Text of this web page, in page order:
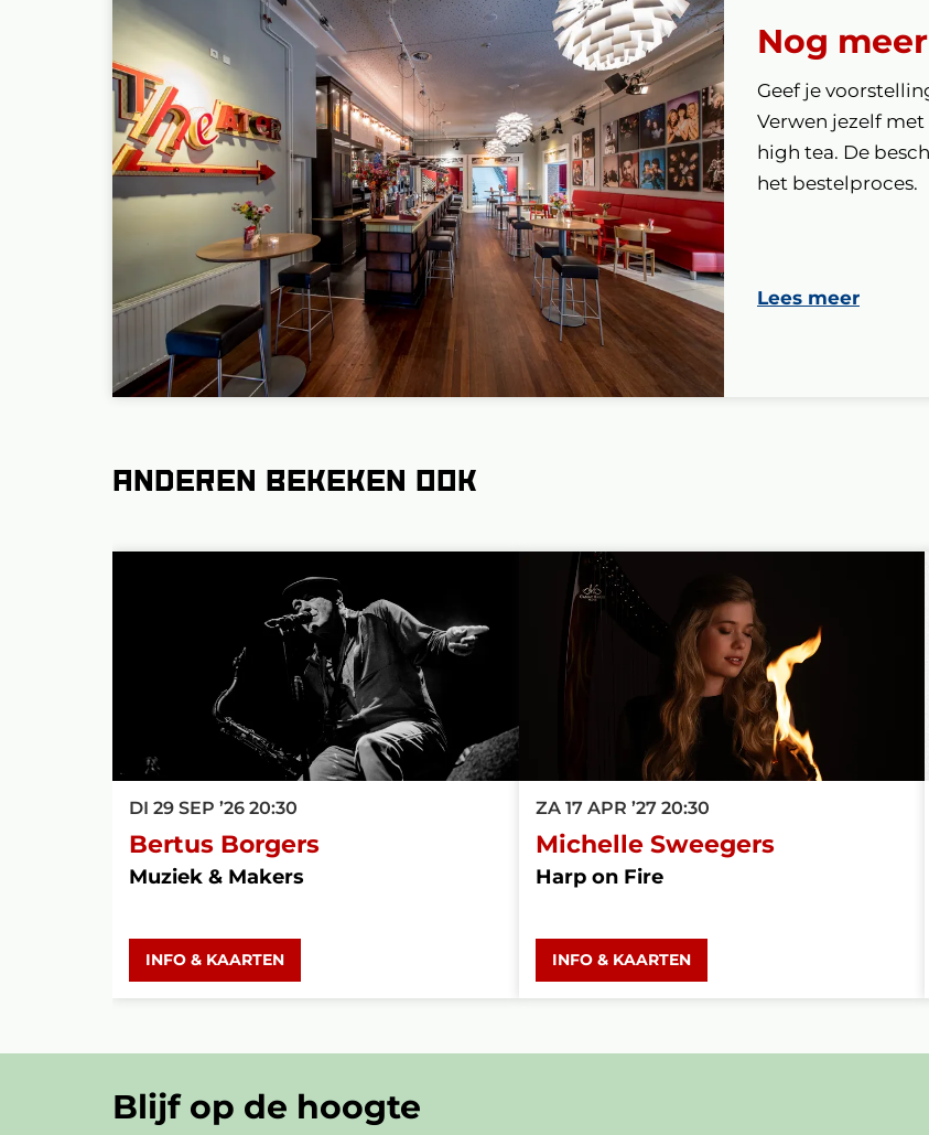
Nog
Geef je
Verwen jezelf
high tea. De
het bestelproces.
Lees meer
Anderen bekeken ook
Bertus Borgers
Muziek & Makers
DI 29 SEP ’26 20:30
INFO & KAARTEN
Michelle Sweegers
Harp on Fire
ZA 17 APR ’27 20:30
INFO & KAARTEN
Blijf op de hoogte